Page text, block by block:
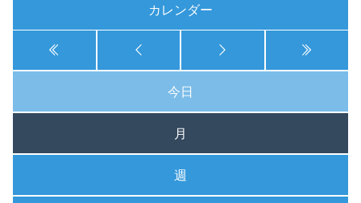
カレンダー
今日
月
週